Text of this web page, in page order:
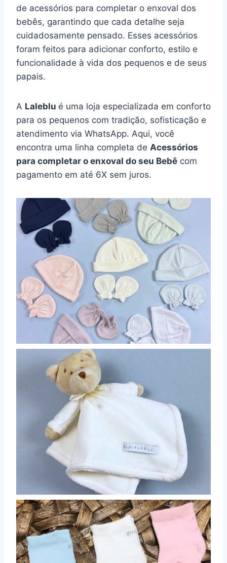
de acessórios para completar o enxoval dos
bebês, garantindo que cada detalhe seja
cuidadosamente pensado. Esses acessórios
foram feitos para adicionar conforto, estilo e
funcionalidade à vida dos pequenos e de seus
papais.
A Laleblu é uma loja especializada em conforto
para os pequenos com tradição, sofisticação e
atendimento via WhatsApp. Aqui, você
encontra uma linha completa de Acessórios
para completar o enxoval do seu Bebê com
pagamento em até 6X sem juros.